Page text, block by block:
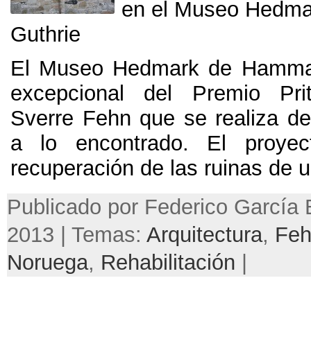
en el Museo
Guthrie
El Museo Hedmark de
excepcional del Premio
Sverre Fehn que se realiza
a lo encontrado. El
recuperación de las ruinas de
Publicado por Federico García
2013 | Temas: Arquitectura,
Noruega, Rehabilitación